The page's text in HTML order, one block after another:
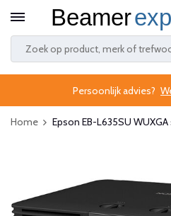
Persoonlijk advies?
Home Epson EB-L635SU